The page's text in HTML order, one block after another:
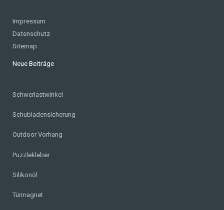
Impressum
Datenschutz
Sitemap
Neue Beiträge
Schwerlastwinkel
Schubladensicherung
Outdoor Vorhang
Puzzlekleber
Silikonöl
Türmagnet